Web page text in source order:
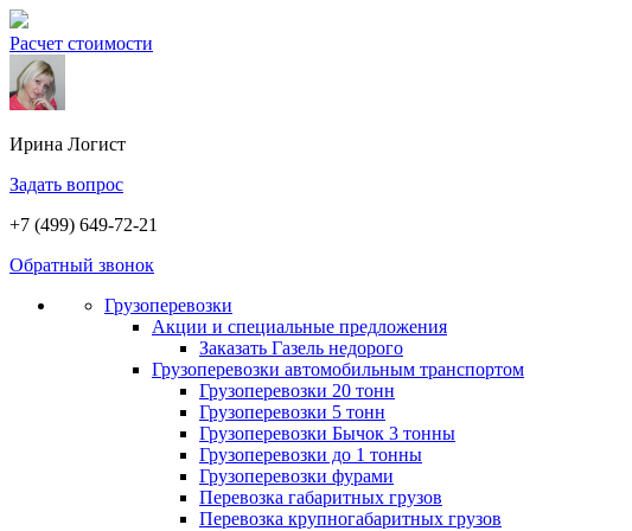
Расчет стоимости
Ирина Логист
Задать вопрос
+7 (499) 649-72-21
Обратный звонок
Грузоперевозки
Акции и специальные предложения
Заказать Газель недорого
Грузоперевозки автомобильным транспортом
Грузоперевозки 20 тонн
Грузоперевозки 5 тонн
Грузоперевозки Бычок 3 тонны
Грузоперевозки до 1 тонны
Грузоперевозки фурами
Перевозка габаритных грузов
Перевозка крупногабаритных грузов